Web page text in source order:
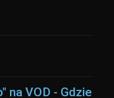
na VOD - Gdzie